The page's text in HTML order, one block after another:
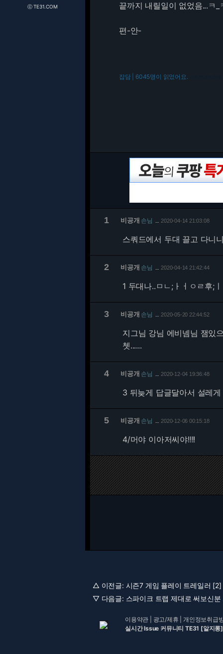
ⓒ TE31.COM 끝까지 내릴일이 없었음...ㅋ_
편-안-
잡담 | 6045명이 읽었어요.
1 비공개 손님 2020-04-14 21:03:08
스쿼드에서 두대 끌고 다니
2 비공개 손님 2020-04-14 21:42:44
1 두대나..ㅁㄴ;ㅏㅓㅇㄹ후;
3 비공개 손님 2020-05-20 22:44:52
지그님 강님 에비넴님 잼있
쳇......
4 비공개 손님 2020-12-04 19:36:48
3 뒤늦게 답글달아서 설레게
5 비공개 손님 2020-12-06 00:15:18
4/머야 이아저씨야!!!!
△ 이전글: 시즌7 게임 플레이 트레일러 [2]
▽ 다음글: 스파이크 트랩 제대로 써보신
이용약관 광고/제휴 |개인정보취급
실시간 Issue 커뮤니티 TE31 [알지